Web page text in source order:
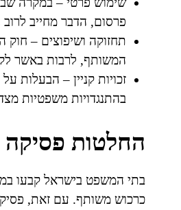
פרסום, הדבר מחייב
תחזוקה ושיפוצים – חוק
המשותף, לרבות באשר
זכויות קניין – הבעלות
בהתנגדויות משפטיות
החלטות פסיקה
בתי המשפט בישראל קבעו
כרכוש משותף. עם זאת,